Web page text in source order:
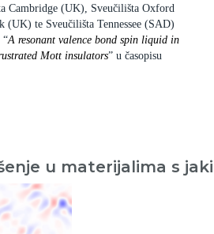
Cambridge (UK), Sveučilišta Oxford
te Sveučilišta Tennessee (SAD)
“A resonant valence bond spin liquid in
Mott insulators” u časopisu
u materijalima s